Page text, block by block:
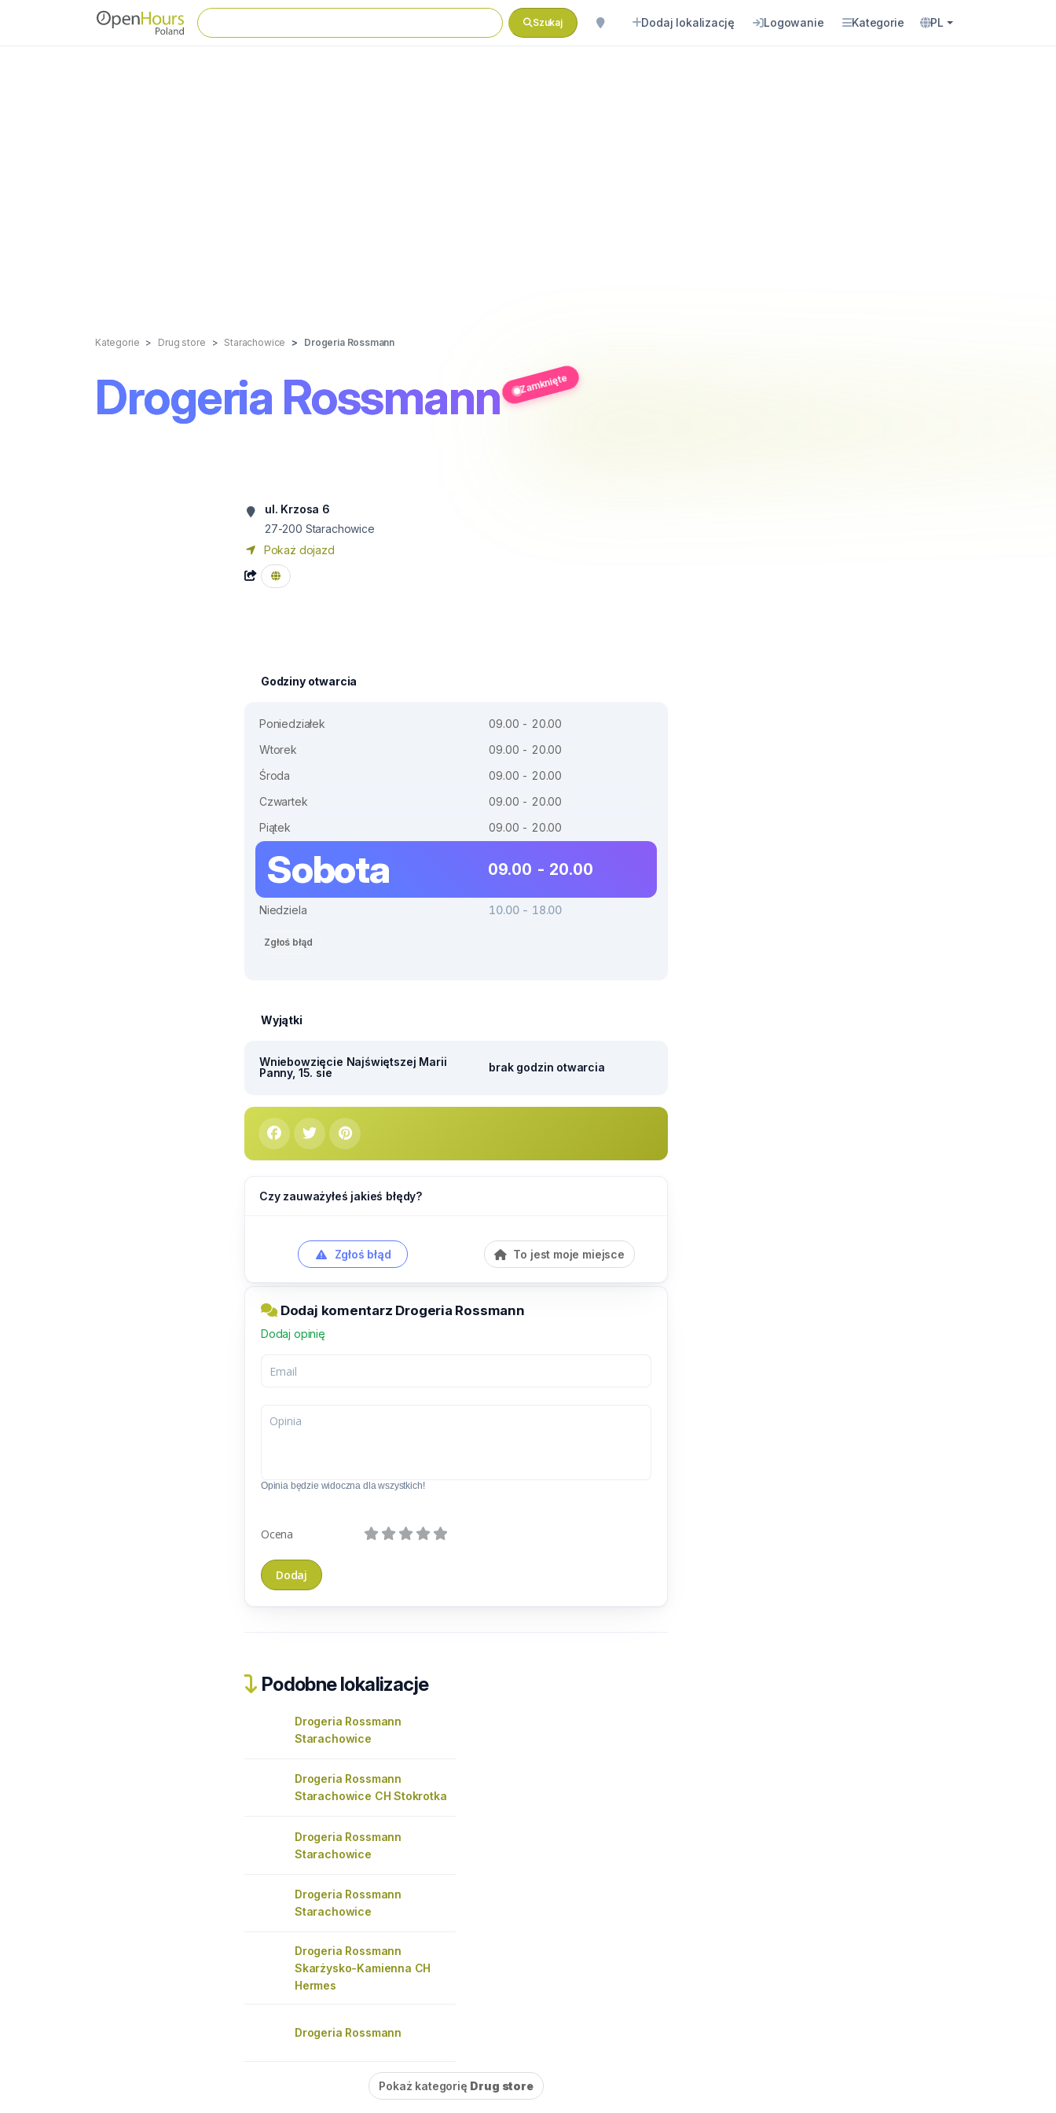
Szukaj Dodaj lokalizację Logowanie Kategorie PL
Kategorie Drug store Starachowice Drogeria Rossmann
Drogeria Rossmann Zamknięte
ul. Krzosa 6
27-200 Starachowice
Pokaż dojazd
Godziny otwarcia
Poniedziałek
09.00 - 20.00
Wtorek
09.00 - 20.00
Środa
09.00 - 20.00
Czwartek
09.00 - 20.00
Piątek
09.00 - 20.00
Sobota 09.00 - 20.00
Niedziela 10.00 - 18.00
Zgłoś błąd
Wyjątki
Wniebowzięcie Najświętszej Marii
Panny, 15. sie
brak godzin otwarcia
Czy zauważyłeś jakieś błędy?
Zgłoś błąd To jest moje miejsce
Dodaj komentarz Drogeria Rossmann
Dodaj opinię
Opinia będzie widoczna dla wszystkich!
Ocena
Podobne lokalizacje
Drogeria Rossmann
Starachowice
Drogeria Rossmann
Starachowice CH Stokrotka
Drogeria Rossmann
Starachowice
Drogeria Rossmann
Starachowice
Drogeria Rossmann
Skarżysko-Kamienna CH
Hermes
Drogeria Rossmann
Pokaż kategorię Drug store